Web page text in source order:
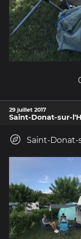
29 juillet 2017
Saint-Donat-sur-
Saint-Donat-